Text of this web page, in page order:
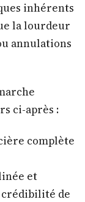
inhérents
la lourdeur
annulations
ci-après :
complète
et
crédibilité de